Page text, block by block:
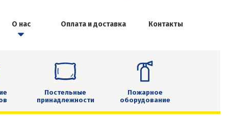
О нас Оплата и доставка Контакты
Постельные
принадлежности
Пожарное
оборудование